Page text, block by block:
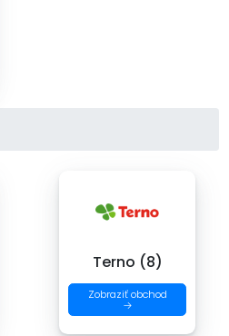
Terno (8)
Zobraziť obchod
→